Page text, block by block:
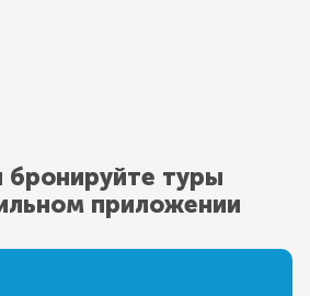
бронируйте туры
приложении